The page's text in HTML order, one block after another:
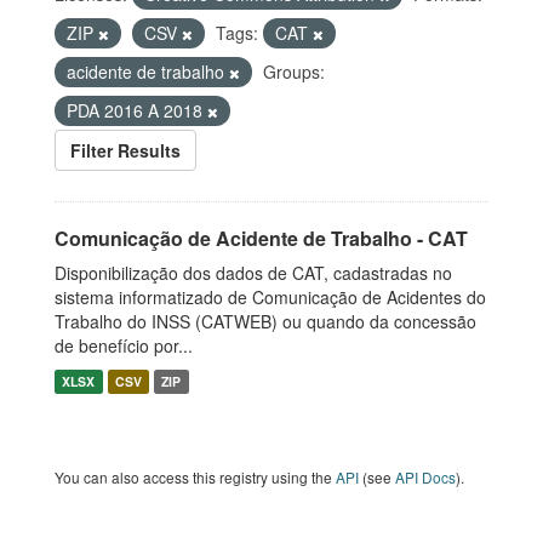
ZIP
CSV Tags:
CAT
acidente de trabalho
Groups:
PDA 2016 A 2018
Filter Results
Comunicação de Acidente de Trabalho - CAT
Disponibilização dos dados de CAT, cadastradas no
sistema informatizado de Comunicação de Acidentes do
Trabalho do INSS (CATWEB) ou quando da concessão
de benefício por...
XLSX CSV ZIP
You can also access this registry using the API (see API Docs).